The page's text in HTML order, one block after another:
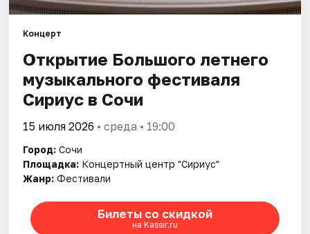
Концерт
Открытие Большого летнего
музыкального фестиваля
Сириус в Сочи
15 июля 2026 • среда • 19:00
Город: Сочи
Площадка: Концертный центр "Сириус"
Жанр: Фестивали
Билеты со скидкой
на Kassir.ru